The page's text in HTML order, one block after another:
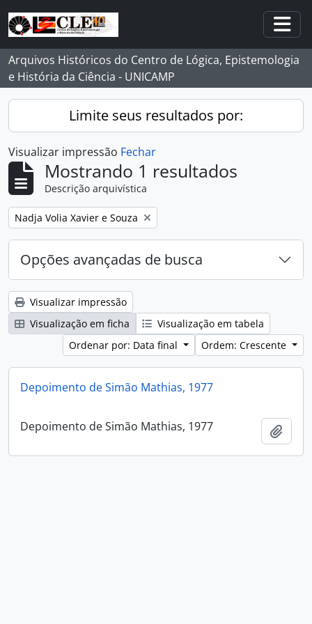
Skip to main content
Arquivos Históricos do Centro de Lógica, Epistemologia
e História da Ciência - UNICAMP
Limite seus resultados por:
Visualizar impressão Fechar
Mostrando 1 resultados
Descrição arquivística
Remover filtro:
Nadja Volia Xavier e Souza
Opções avançadas de busca
Visualizar impressão
Visualização em ficha
Visualização em tabela
Ordenar por: Data final
Ordem: Crescente
Depoimento de Simão Mathias, 1977
Depoimento de Simão Mathias, 1977